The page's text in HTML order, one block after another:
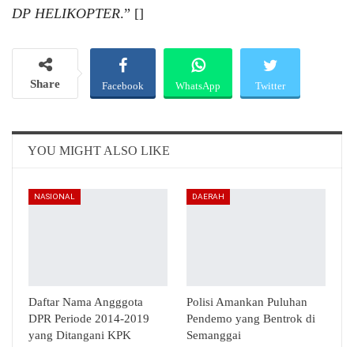
DP HELIKOPTER.” []
Share Facebook WhatsApp Twitter
YOU MIGHT ALSO LIKE
NASIONAL
Daftar Nama Angggota
DPR Periode 2014-2019
yang Ditangani KPK
DAERAH
Polisi Amankan Puluhan
Pendemo yang Bentrok di
Semanggai